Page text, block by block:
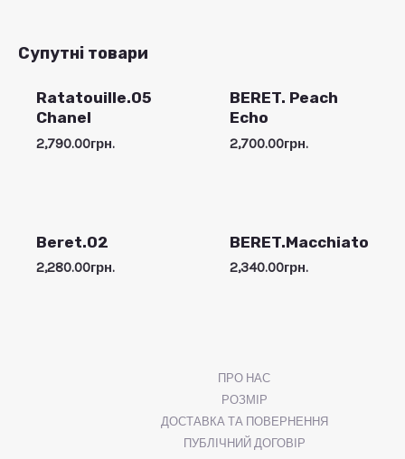
Супутні товари
Ratatouille.05
Chanel
2,790.00грн.
BERET. Peach
Echo
2,700.00грн.
Beret.02
2,280.00грн.
BERET.Macchiato
2,340.00грн.
ПРО НАС
РОЗМІР
ДОСТАВКА ТА ПОВЕРНЕННЯ
ПУБЛІЧНИЙ ДОГОВІР